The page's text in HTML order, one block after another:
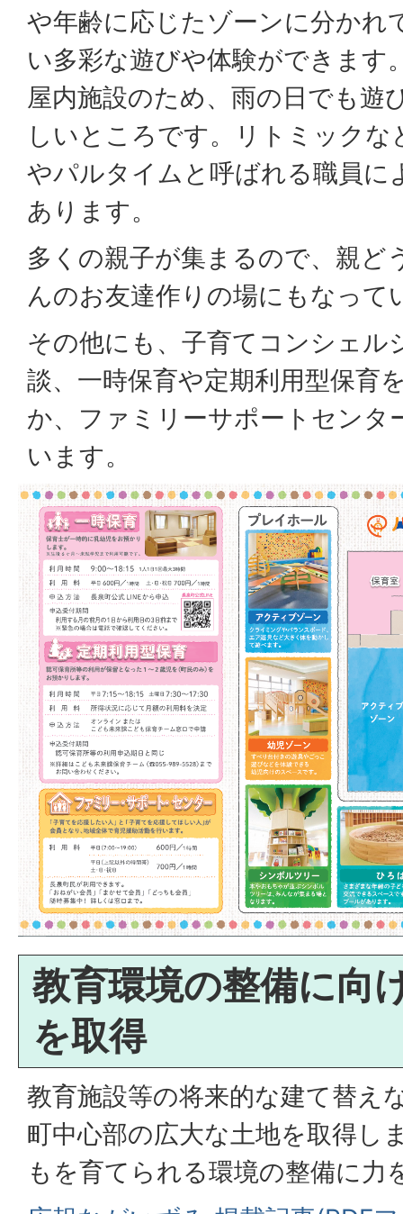
や年齢に応じたゾーンに分かれ
い多彩な遊びや体験ができます
屋内施設のため、雨の日でも遊
しいところです。リトミック
やパルタイムと呼ばれる職員に
あります。
多くの親子が集まるので、親ど
んのお友達作りの場にもなって
その他にも、子育てコンシェル
談、一時保育や定期利用型保育
か、ファミリーサポートセンタ
います。
教育環境の整備に向
を取得
教育施設等の将来的な建て替え
町中心部の広大な土地を取得し
もを育てられる環境の整備に力